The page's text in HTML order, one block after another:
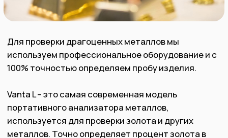
Офисы на карте
охраняемый
в центре
Красноярска
в Яндексе
отзывов
Оценить в MAX